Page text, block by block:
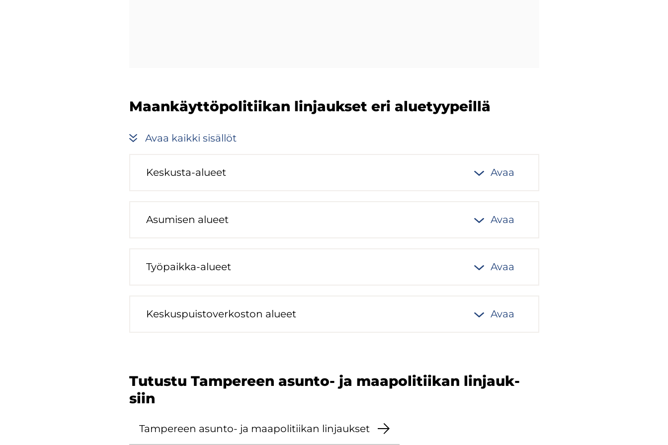
Maan­käyt­tö­po­li­tii­kan lin­jauk­set eri alue­tyy­peil­lä
Avaa kaik­ki si­säl­löt
Keskusta-​alueet Avaa
Asu­mi­sen alu­eet Avaa
Työpaikka-​alueet Avaa
Kes­kus­puis­to­ver­kos­ton alu­eet Avaa
Tu­tus­tu Tam­pe­reen asunto-​ ja maa­po­li­tii­kan lin­jauk­
siin
Tam­pe­reen asunto-​ ja maa­po­li­tii­kan lin­jauk­set